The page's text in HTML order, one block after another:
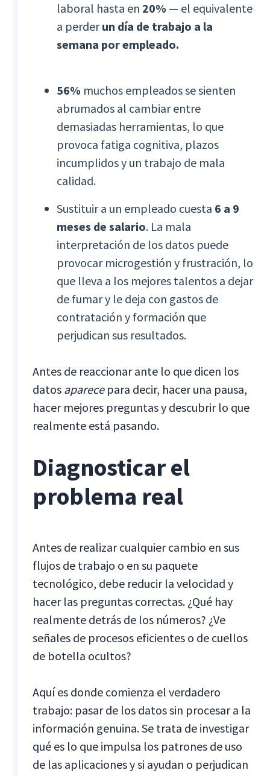
laboral hasta en 20% — el equivalente
a perderun día de trabajo a la
semana por empleado.
56% muchos empleados se sienten
abrumados al cambiar entre
demasiadas herramientas, lo que
provoca fatiga cognitiva, plazos
incumplidos y un trabajo de mala
calidad.
Sustituir a un empleado cuesta 6 a 9
meses de salario. La mala
interpretación de los datos puede
provocar microgestión y frustración, lo
que lleva a los mejores talentos a dejar
de fumar y le deja con gastos de
contratación y formación que
perjudican sus resultados.
Antes de reaccionar ante lo que dicen los
datos aparecepara decir, hacer una pausa,
hacer mejores preguntas y descubrir lo que
realmente está pasando.
Diagnosticar el
problema real
Antes de realizar cualquier cambio en sus
flujos de trabajo o en su paquete
tecnológico, debe reducir la velocidad y
hacer las preguntas correctas. ¿Qué hay
realmente detrás de los números? ¿Ve
señales de procesos eficientes o de cuellos
de botella ocultos?
Aquí es donde comienza el verdadero
trabajo: pasar de los datos sin procesar a la
información genuina. Se trata de investigar
qué es lo que impulsa los patrones de uso
de las aplicaciones y si ayudan o perjudican